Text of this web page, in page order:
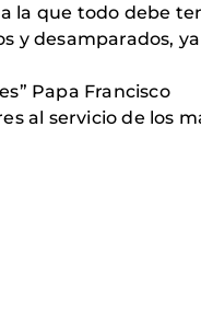
la que todo debe
desamparados,
Papa Francisco
al servicio de los